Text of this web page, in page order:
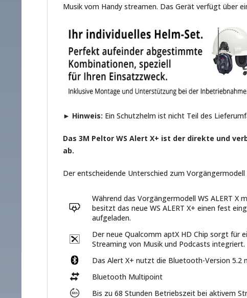
Musik vom Handy streamen. Das Gerät verfügt über
► Hinweis: Ein Schutzhelm ist nicht Teil des
Das 3M Peltor WS Alert X+ ist der direkte und
ab.
Der entscheidende Unterschied zum
Während das Vorgängermodell WS ALERT
besitzt das neue WS ALERT X+ einen fest
aufgeladen.
Der neue Qualcomm aptX HD Chip sorgt für
Streaming von Musik und Podcasts integriert.
Das Alert X+ nutzt die Bluetooth-Version 5.2
Bluetooth Multipoint
Bis zu 68 Stunden Betriebszeit bei aktivem